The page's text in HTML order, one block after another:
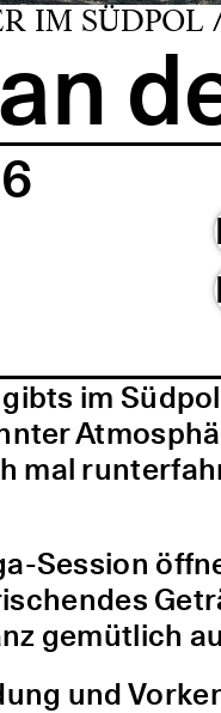
IM
im
mal
Session
gemütlich
und